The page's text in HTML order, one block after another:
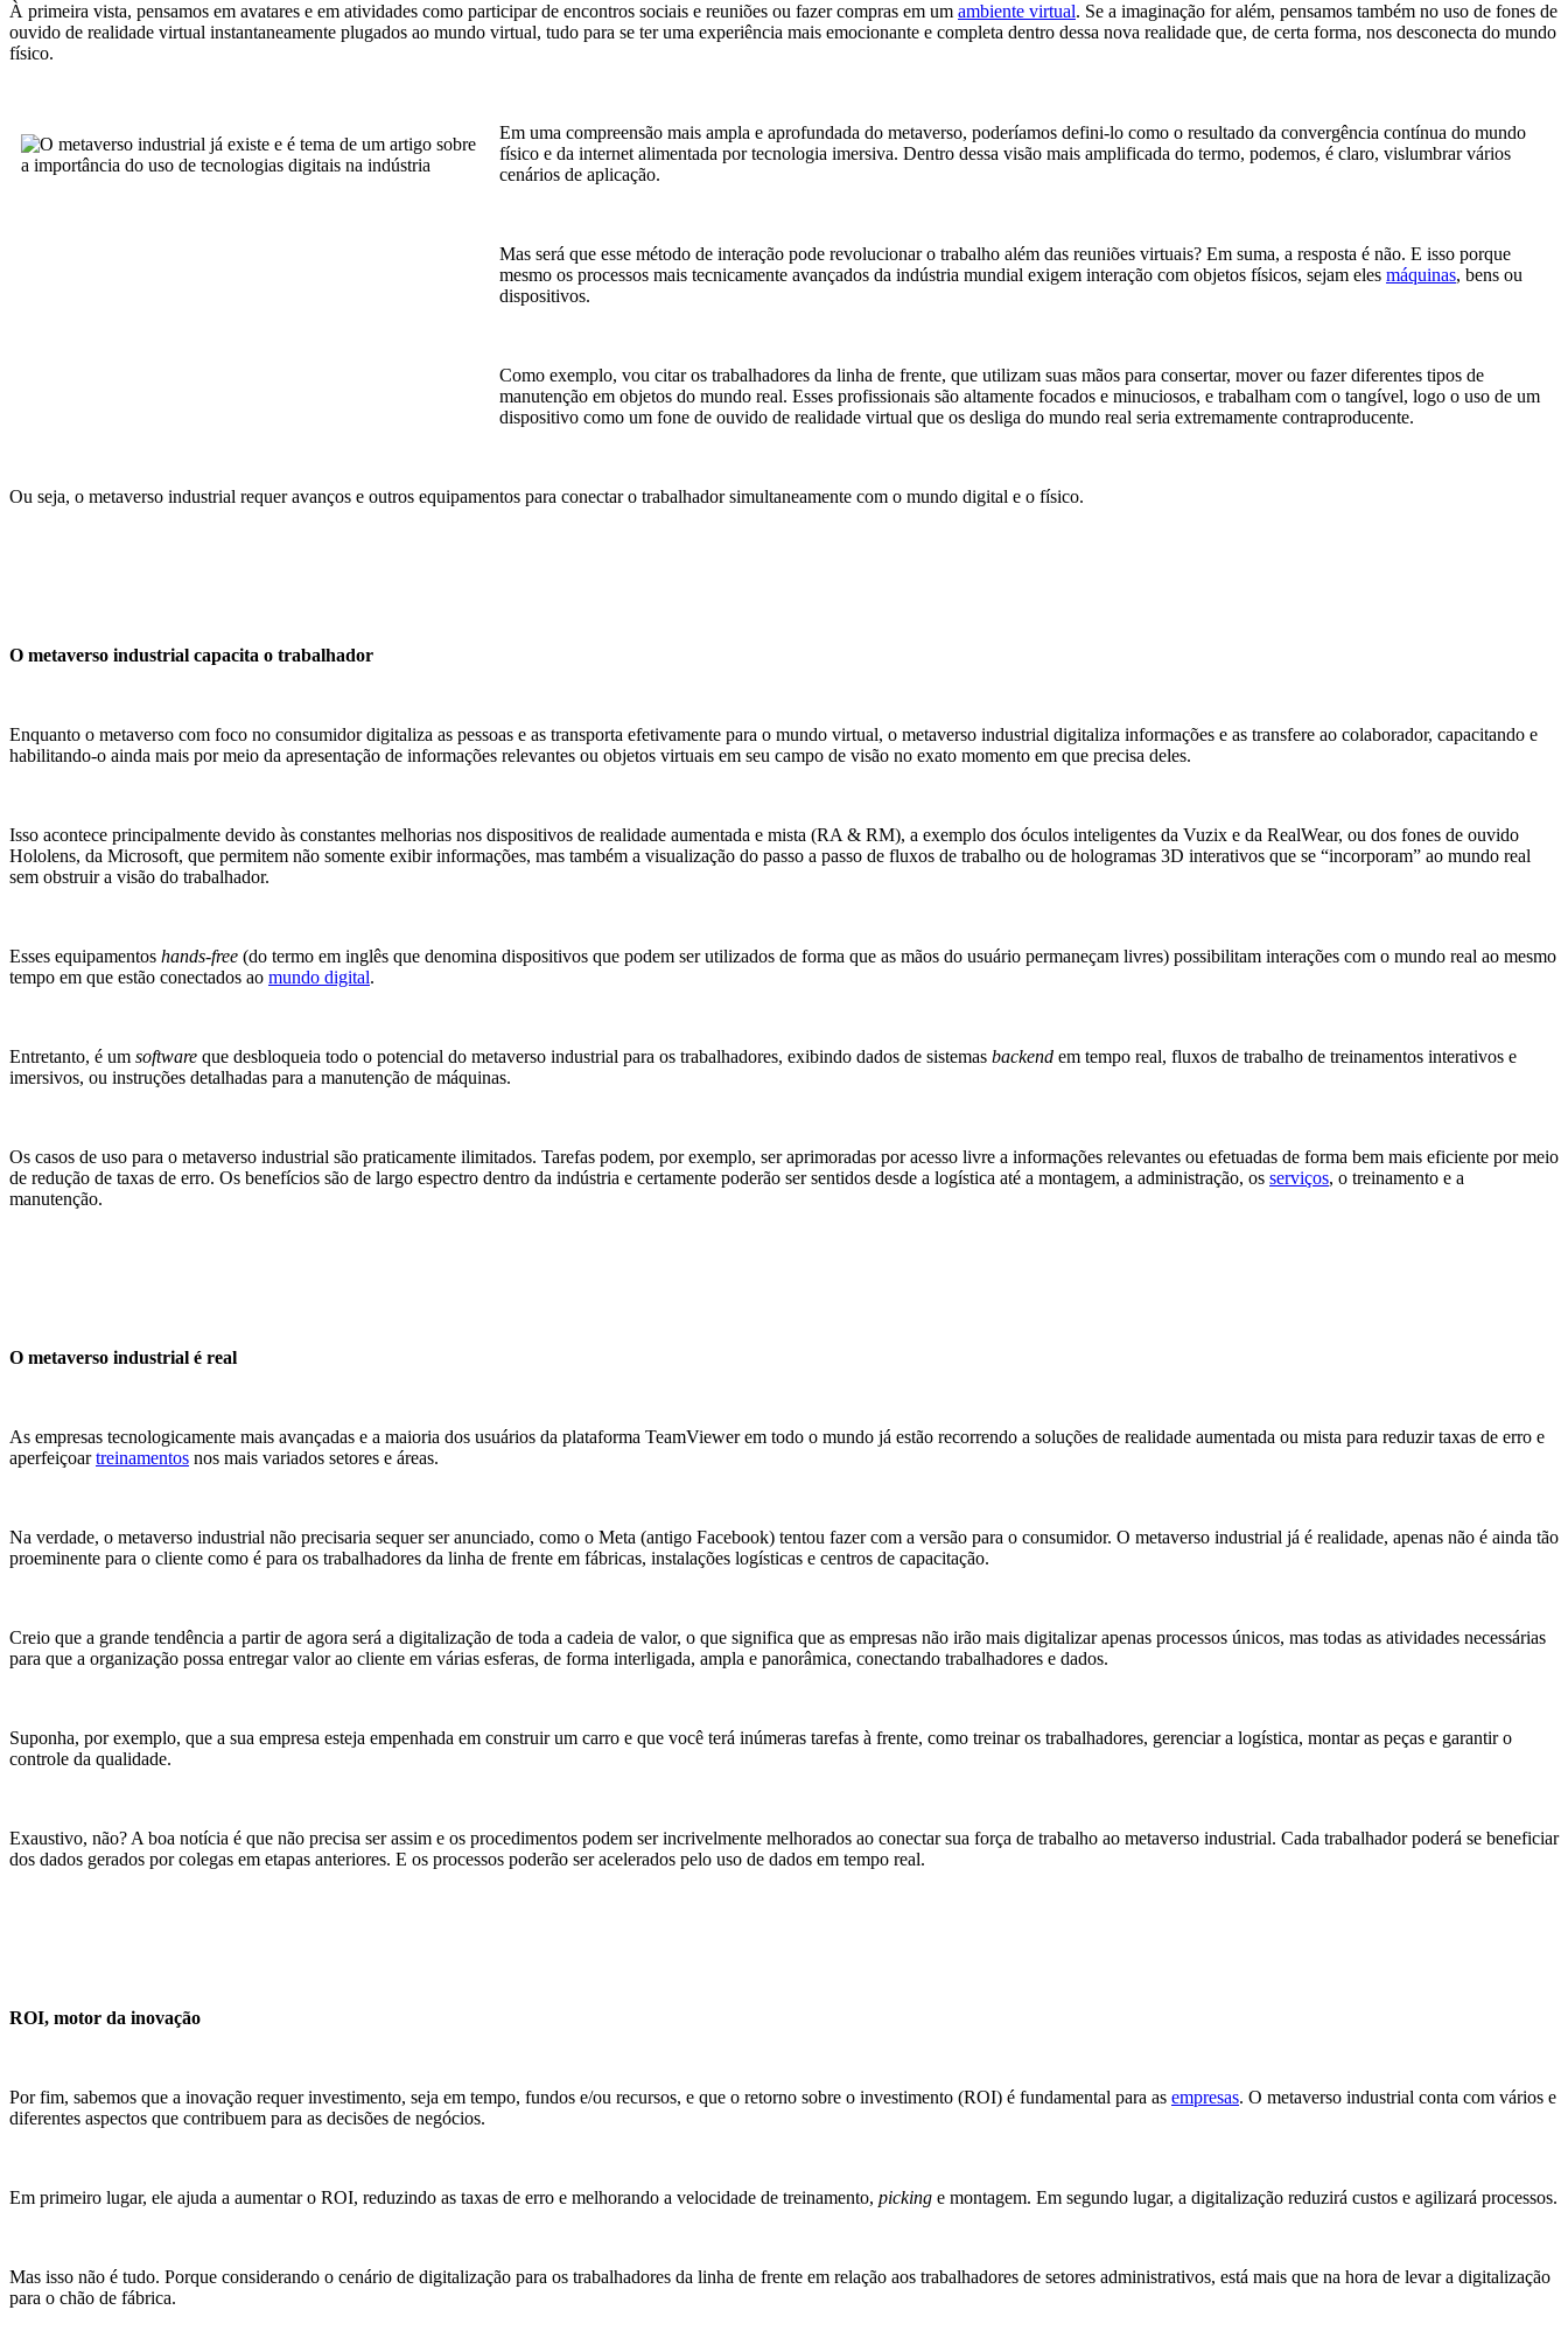
À primeira vista, pensamos em avatares e em atividades como participar de encontros sociais e reuniões ou fazer compras em um ambiente virtual. Se a imaginação for além, pensamos também no uso de fones de
ouvido de realidade virtual instantaneamente plugados ao mundo virtual, tudo para se ter uma experiência mais emocionante e completa dentro dessa nova realidade que, de certa forma, nos desconecta do mundo
físico.
Em uma compreensão mais ampla e aprofundada do metaverso, poderíamos defini-lo como o resultado da convergência contínua do mundo
físico e da internet alimentada por tecnologia imersiva. Dentro dessa visão mais amplificada do termo, podemos, é claro, vislumbrar vários
cenários de aplicação.
Mas será que esse método de interação pode revolucionar o trabalho além das reuniões virtuais? Em suma, a resposta é não. E isso porque
mesmo os processos mais tecnicamente avançados da indústria mundial exigem interação com objetos físicos, sejam eles máquinas, bens ou
dispositivos.
Como exemplo, vou citar os trabalhadores da linha de frente, que utilizam suas mãos para consertar, mover ou fazer diferentes tipos de
manutenção em objetos do mundo real. Esses profissionais são altamente focados e minuciosos, e trabalham com o tangível, logo o uso de um
dispositivo como um fone de ouvido de realidade virtual que os desliga do mundo real seria extremamente contraproducente.
Ou seja, o metaverso industrial requer avanços e outros equipamentos para conectar o trabalhador simultaneamente com o mundo digital e o físico.
O metaverso industrial capacita o trabalhador
Enquanto o metaverso com foco no consumidor digitaliza as pessoas e as transporta efetivamente para o mundo virtual, o metaverso industrial digitaliza informações e as transfere ao colaborador, capacitando e
habilitando-o ainda mais por meio da apresentação de informações relevantes ou objetos virtuais em seu campo de visão no exato momento em que precisa deles.
Isso acontece principalmente devido às constantes melhorias nos dispositivos de realidade aumentada e mista (RA & RM), a exemplo dos óculos inteligentes da Vuzix e da RealWear, ou dos fones de ouvido
Hololens, da Microsoft, que permitem não somente exibir informações, mas também a visualização do passo a passo de fluxos de trabalho ou de hologramas 3D interativos que se “incorporam” ao mundo real
sem obstruir a visão do trabalhador.
Esses equipamentos hands-free (do termo em inglês que denomina dispositivos que podem ser utilizados de forma que as mãos do usuário permaneçam livres) possibilitam interações com o mundo real ao mesmo
tempo em que estão conectados ao mundo digital.
Entretanto, é um software que desbloqueia todo o potencial do metaverso industrial para os trabalhadores, exibindo dados de sistemas backend em tempo real, fluxos de trabalho de treinamentos interativos e
imersivos, ou instruções detalhadas para a manutenção de máquinas.
Os casos de uso para o metaverso industrial são praticamente ilimitados. Tarefas podem, por exemplo, ser aprimoradas por acesso livre a informações relevantes ou efetuadas de forma bem mais eficiente por meio
de redução de taxas de erro. Os benefícios são de largo espectro dentro da indústria e certamente poderão ser sentidos desde a logística até a montagem, a administração, os serviços, o treinamento e a
manutenção.
O metaverso industrial é real
As empresas tecnologicamente mais avançadas e a maioria dos usuários da plataforma TeamViewer em todo o mundo já estão recorrendo a soluções de realidade aumentada ou mista para reduzir taxas de erro e
aperfeiçoartreinamentos nos mais variados setores e áreas.
Na verdade, o metaverso industrial não precisaria sequer ser anunciado, como o Meta (antigo Facebook) tentou fazer com a versão para o consumidor. O metaverso industrial já é realidade, apenas não é ainda tão
proeminente para o cliente como é para os trabalhadores da linha de frente em fábricas, instalações logísticas e centros de capacitação.
Creio que a grande tendência a partir de agora será a digitalização de toda a cadeia de valor, o que significa que as empresas não irão mais digitalizar apenas processos únicos, mas todas as atividades necessárias
para que a organização possa entregar valor ao cliente em várias esferas, de forma interligada, ampla e panorâmica, conectando trabalhadores e dados.
Suponha, por exemplo, que a sua empresa esteja empenhada em construir um carro e que você terá inúmeras tarefas à frente, como treinar os trabalhadores, gerenciar a logística, montar as peças e garantir o
controle da qualidade.
Exaustivo, não? A boa notícia é que não precisa ser assim e os procedimentos podem ser incrivelmente melhorados ao conectar sua força de trabalho ao metaverso industrial. Cada trabalhador poderá se beneficiar
dos dados gerados por colegas em etapas anteriores. E os processos poderão ser acelerados pelo uso de dados em tempo real.
ROI, motor da inovação
Por fim, sabemos que a inovação requer investimento, seja em tempo, fundos e/ou recursos, e que o retorno sobre o investimento (ROI) é fundamental para as empresas. O metaverso industrial conta com vários e
diferentes aspectos que contribuem para as decisões de negócios.
Em primeiro lugar, ele ajuda a aumentar o ROI, reduzindo as taxas de erro e melhorando a velocidade de treinamento, picking e montagem. Em segundo lugar, a digitalização reduzirá custos e agilizará processos.
Mas isso não é tudo. Porque considerando o cenário de digitalização para os trabalhadores da linha de frente em relação aos trabalhadores de setores administrativos, está mais que na hora de levar a digitalização
para o chão de fábrica.